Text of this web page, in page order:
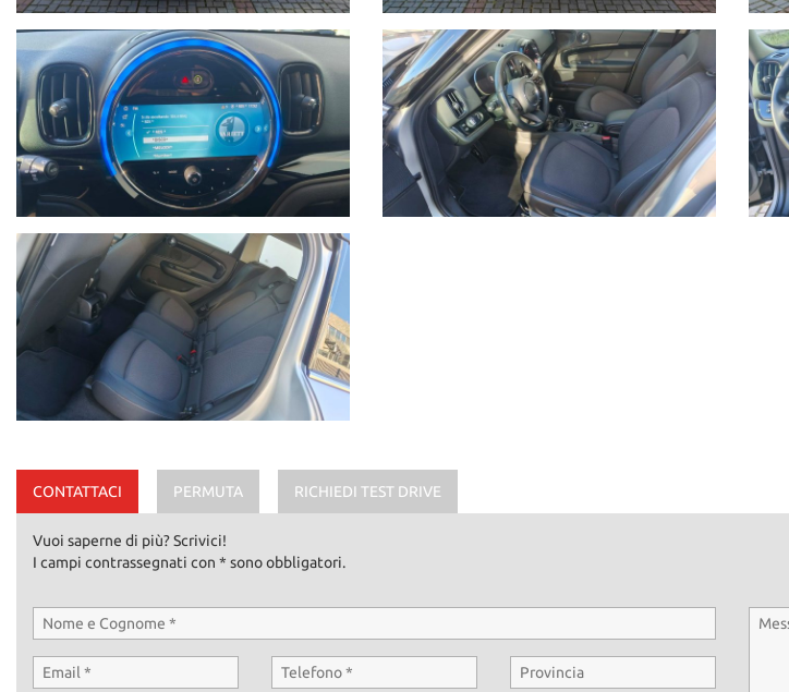
CONTATTACI PERMUTA RICHIEDI TEST DRIVE
Vuoi saperne di più? Scrivici!
I campi contrassegnati con * sono obbligatori.